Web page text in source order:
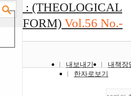
: (THEOLOGICAL
FORM) Vol.56 No.-
내보내기
내책장
한자로보기